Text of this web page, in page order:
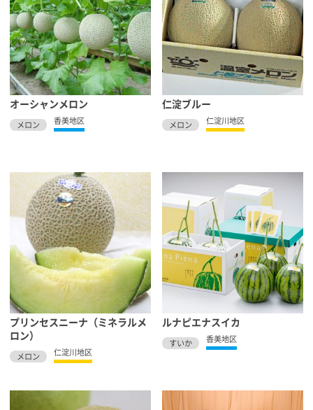
オーシャンメロン
メロン
香美地区
仁淀ブルー
メロン
仁淀川地区
プリンセスニーナ（ミネラルメ
ロン）
メロン
仁淀川地区
ルナピエナスイカ
すいか
香美地区